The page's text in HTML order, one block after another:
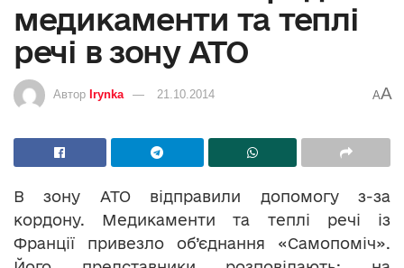
медикаменти та теплі
речі в зону АТО
Автор Irynka 21.10.2014 AA
В зону АТО відправили допомогу з-за
кордону. Медикаменти та теплі речі із
Франції привезло об’єднання «Самопоміч».